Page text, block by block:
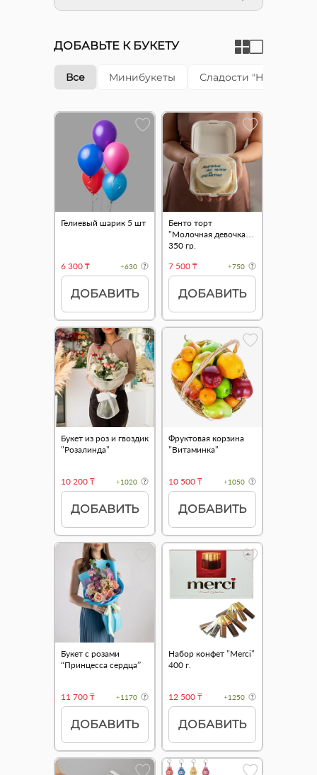
ДОБАВЬТЕ К БУКЕТУ
Все Минибукеты Сладости "Happy cake"
Гелиевый шарик 5 шт
6 300 ₸ +630
ДОБАВИТЬ
Бенто торт
"Молочная девочка"
350 гр.
7 500 ₸
+750
ДОБАВИТЬ
Букет из роз и гвоздик
"Розалинда"
10 200 ₸ +1020
ДОБАВИТЬ
Фруктовая корзина
"Витаминка"
10 500 ₸ +1050
ДОБАВИТЬ
Букет с розами
“Принцесса сердца”
11 700 ₸ +1170
ДОБАВИТЬ
Набор конфет "Merci"
400 г.
12 500 ₸ +1250
ДОБАВИТЬ